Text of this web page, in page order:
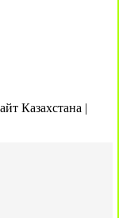
Казахстана |